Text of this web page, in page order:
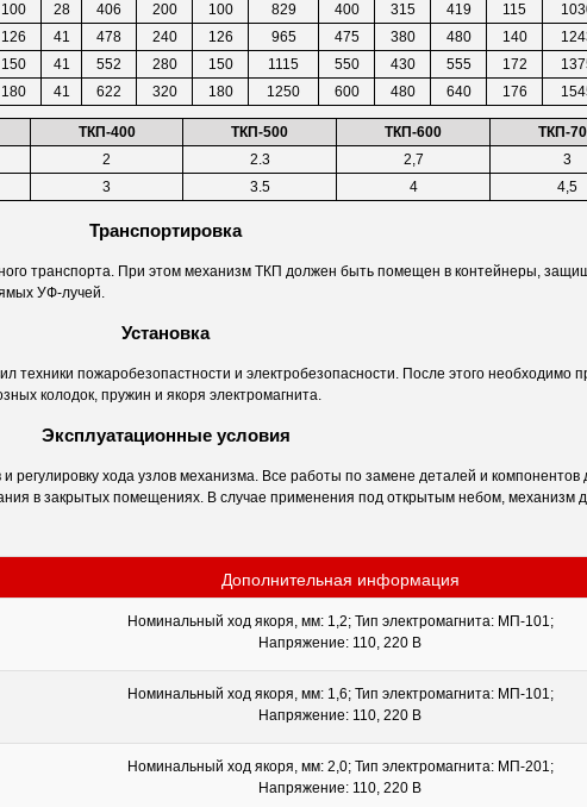
100 28 406 200 100 829 400 315 419 115
126 41 478 240 126 965 475 380 480 140
150 41 552 280 150 1115 550 430 555 172
180 41 622 320 180 1250 600 480 640 176
ТКП-400 ТКП-500 ТКП-600 ТКП-
2 2.3 2,7 3
3 3.5 4 4,5
Транспортировка
транспорта. При этом механизм ТКП должен быть помещен в контейнеры,
УФ-лучей.
Установка
пожаробезопастности и электробезопасности. После этого необходимо
колодок, пружин и якоря электромагнита.
Эксплуатационные условия
хода узлов механизма. Все работы по замене деталей и
в закрытых помещениях. В случае применения под открытым небом,
Дополнительная информация
Номинальный ход якоря, мм: 1,2; Тип электромагнита: МП-101;
Напряжение: 110, 220 В
Номинальный ход якоря, мм: 1,6; Тип электромагнита: МП-101;
Напряжение: 110, 220 В
Номинальный ход якоря, мм: 2,0; Тип электромагнита: МП-201;
Напряжение: 110, 220 В